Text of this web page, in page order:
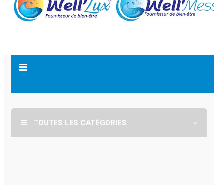
TOUTES LES CATÉGORIES